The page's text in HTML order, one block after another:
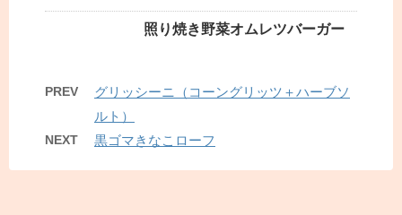
照り焼き野菜オムレツバーガー
PREV
グリッシーニ（コーングリッツ＋ハーブソ
ルト）
NEXT 黒ゴマきなこローフ